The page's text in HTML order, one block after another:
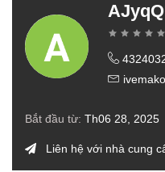
Bắt đầu từ: Th06 28, 2025
Liên hệ với nhà cung